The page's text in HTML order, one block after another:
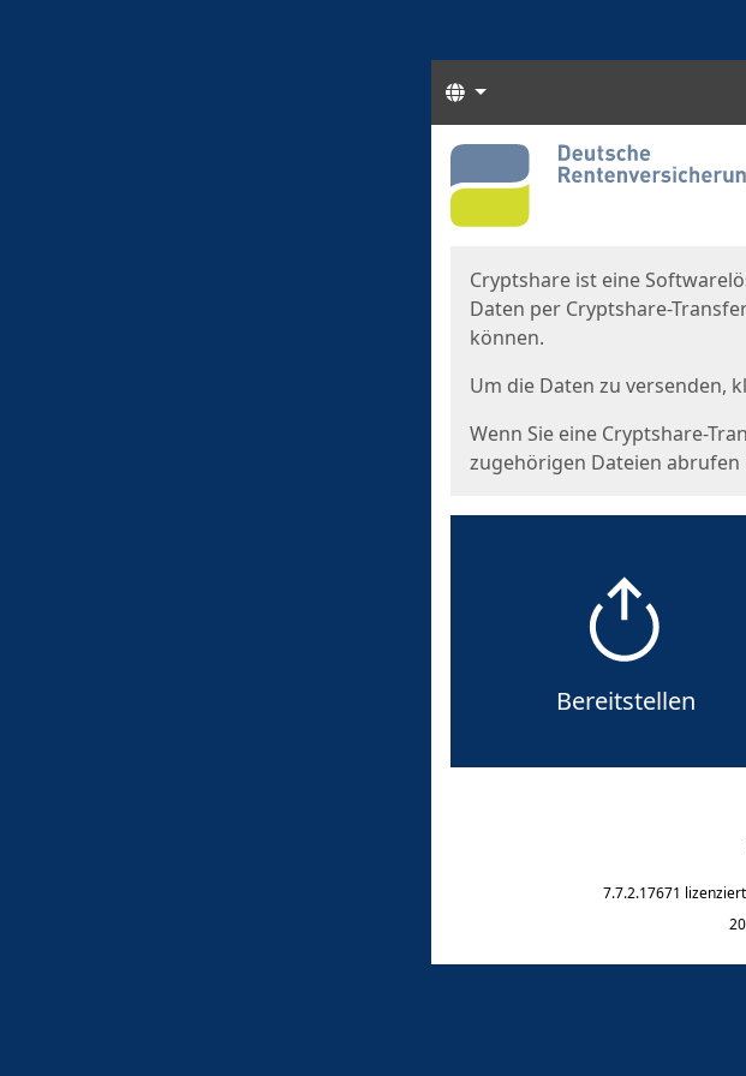
Sprachen
Start
Cryptshare ist eine
Daten per Cryptshare-
können.
Um die Daten zu versenden,
Wenn Sie eine Cryptshare-
zugehörigen Dateien
Bereitstellen
7.7.2.17671